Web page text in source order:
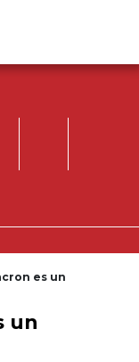
es un
un